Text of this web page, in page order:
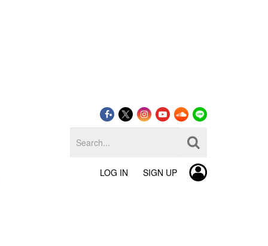
LOG IN SIGN UP